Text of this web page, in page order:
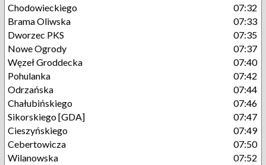
Chodowieckiego
07:32
Brama Oliwska
07:33
Dworzec PKS
07:35
Nowe Ogrody
07:37
Węzeł Groddecka
07:40
Pohulanka
07:42
Odrzańska
07:44
Chałubińskiego
07:46
Sikorskiego [GDA]
07:47
Cieszyńskiego
07:49
Cebertowicza
07:50
Wilanowska
07:52